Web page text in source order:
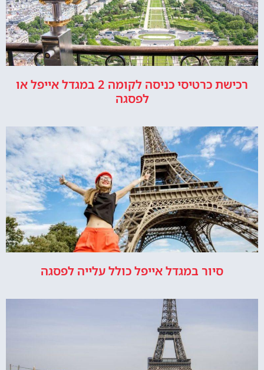
רכישת כרטיסי כניסה לקומה 2 במגדל אייפל או
לפסגה
סיור במגדל אייפל כולל עלייה לפסגה